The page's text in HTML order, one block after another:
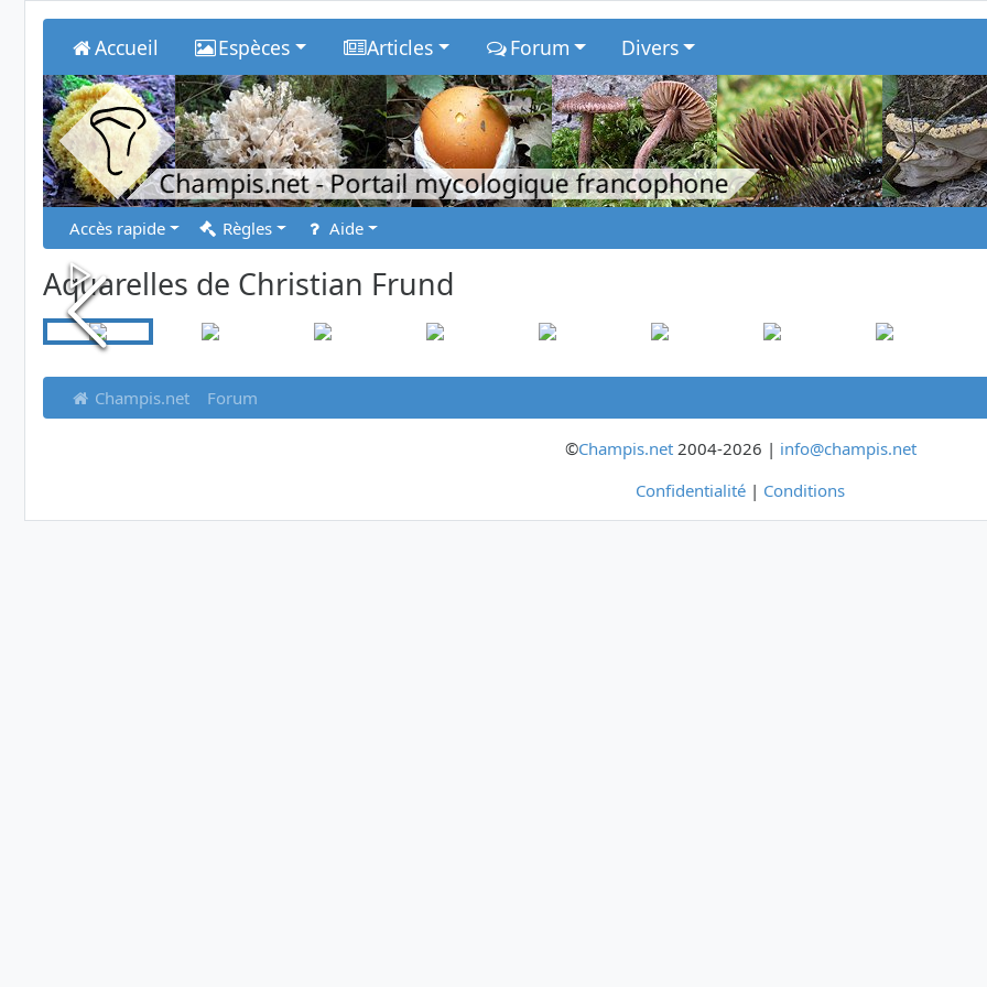
Accueil Espèces Articles Forum Divers
Champis.net- Portail mycologique francophone
Accès rapide Règles Aide
Aquarelles de Christian Frund
Champis.net Forum
©Champis.net2004-2026 | info@champis.net
Confidentialité | Conditions